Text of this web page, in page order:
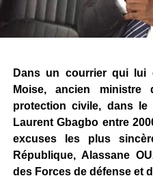
Dans un courrier qui lui
Moise, ancien
protection civile, dans le
Laurent Gbagbo entre
excuses les plus
République, Alassane
des Forces de défense et